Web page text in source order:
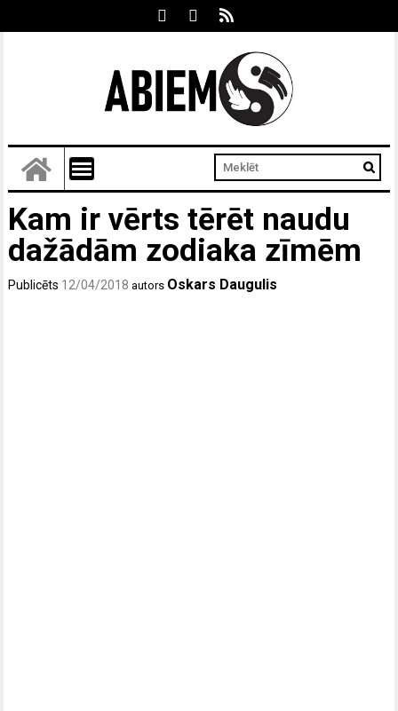
Kam ir vērts tērēt naudu
dažādām zodiaka zīmēm
Publicēts 12/04/2018 autors Oskars Daugulis